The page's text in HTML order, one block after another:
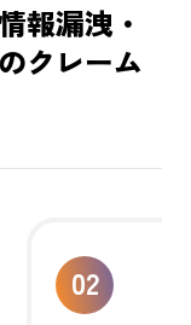
報漏洩・
クレーム
02